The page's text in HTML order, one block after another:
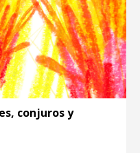
conjuros y